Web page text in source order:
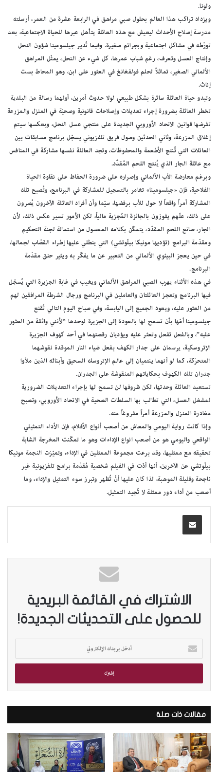
ولونا.
ويزداد تراكب هذا العالم بحلول صبي مراهق في الرابعة عشرة من العمر، أرسلته
مدرسة إصلاح الأحداث ليعيش مع هذه العائلة يتأهل عبرها للحياة الاجتماعية، بعد
تورّطه في مشاكل اجتماعية وبجرائم صغيرة. وفيما تُدير جيلسومينا شؤون النحل
وإنتاج العسل وتعرف، رغم شباب عمرها، كل شيء عن النحل، يمثّل المراهق
الألماني الصغير، تماثلاً لحلم فولفغانغ في العثور على ابن، وهو المحاط بست
إناث.
وتبدو حياة العائلة سائرة بشكل طبيعي لولا حدوث أمرين، أولهما رسالة من البلدية
تخطر العائلة بضرورة إجراء تعديلات وإصلاحات قانونية وصحيّة في المنزل والمزرعة
تفرضها قوانين الاتحاد الأوروبي الجديدة على منتجي عسل النحل، وبعكسها سيتم
إغلاق المزرعة، وثاني الحدثين وصول فريق تلفزيوني يسجّل برنامج مسابقات بين
العائلات التي تُنتج الأطعمة والمحفوظات، وتجد العائلة نفسها مشاركة في المنافس
مع عائلة الجار الذي يُنتج اللحم المُقدٌد.
وبرغم معارضة الأب الألماني وإصراره على ضرورة الحفاظ على نقاوة الحياة
الفلاحية، فإن «جيلسومينا» تغامر بالتسجيل للمشاركة في البرنامج، وتُصبح تلك
المشاركة أمراً واقعاً لا حول للأب برفضها، سيّما وأن أفراد العائلة الآخرون يُصرون
على ذلك، علّهم يفوزون بالجائزة المُجزية مالياً، لكن الأمور تسير عكس ذلك، لأن
الجار، صانع اللحم المقدّد، يتمكّن بكلامه المعسول من استمالة لجنة التحكيم
ومقدّمة البرامج (تؤديها مونيكا بيلّوتشي) التي ينطلي عليها إطراء القصّاب لجمالها،
في حين يعجز البيئوي الألماني من التعبير عن ما يفكّر به ويثير حنق مقدّمة
البرنامج.
في هذه الأثناء يهرب الصبي المراهق الألماني ويغيب في غابة الجزيرة التي يُسجّل
فيها البرنامج وتعجز العائلتان والعاملين في البرنامج ورجال الشرطة المرافقين لهم
من العثور عليه، ويعود الجميع إلى اليابسة، وفي صباح اليوم التالي تُقنع
جيلسومينا أمّها بأن تسمح لها بالعودة إلى الجزيرة لوحدها “لأنني واثقة من العثور
عليه”، وبالفعل تفعل وتعثر عليه ويؤديان رقصتهما في أحد كهوف الجزيرة
الإتروسكية، يرسمان على جدار الكهف بفعل ضياء النار الموقدة نقوشهما
المتحرّكة، كما لو أنهما ينتميان إلى عالم الإتروسك السحيق وأبنائه الذين ملأوا
جدران تلك الكهوف بحكاياتهم المنقوشة على الجدران.
تستعيد العائلة وحدتها، لكن ظروفها لن تسمح لها بإجراء التعديلات الضرورية
لمشغل العسل، التي تطالب بها السلطات الصحية في الاتحاد الأوروبي، وتصبح
مغادرة المنزل والمزرعة أمراً مفروغاً منه.
وإذا كانت رواية اليومي والمعاش من أصعب أنواع الأفلام، فإن الأداء التمثيلي
الواقعي واليومي هو من أصعب انواع الإداءات وهو ما تمكّنت المخرجة الشابة
تحقيقه مع ممثليها، وقد برعت مجموعة الممثلين في الإداء، وتميّزت النجمة مونيكا
بيلّوتشي عن الآخرين، أنها أدّت في الفيلم شخصية مُقدّمة برامج تلفزيونية غير
ناجحة وقليلة الموهبة، لذا كان عليها أنْ تُظهر وتبرز سوء التمثيل والإداء، وما
أصعب من أداء دور ممثلة لا تُجيد التمثيل.
الاشتراك في القائمة البريدية
للحصول على التحديثات الجديدة!
خ
ب
ي
د
ك
ا
ل
إ
ل
مقالات ذات صلة